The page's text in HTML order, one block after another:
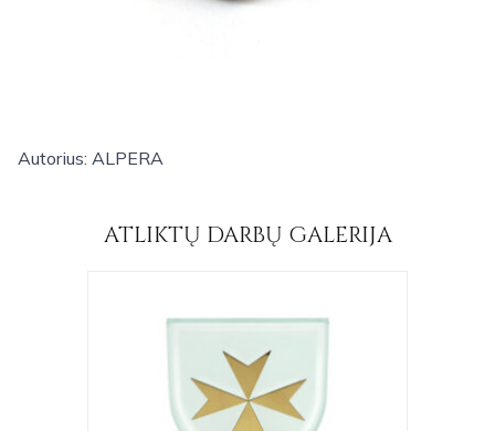
Autorius: ALPERA
ATLIKTŲ DARBŲ GALERIJA